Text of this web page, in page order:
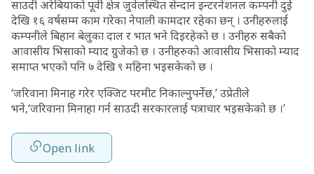
साउदी अरेबियाको पूर्वी क्षेत्र जुवेलस्थित सेन्दान इन्टरनेशनल कम्पनी दुई
देखि १६ वर्षसम्म काम गरेका नेपाली कामदार रहेका छन् । उनीहरुलाई
कम्पनीले बिहान बेलुका दाल र भात भने दिइरहेको छ । उनीहरु सबैको
आवासीय भिसाको म्याद ग्रुजेको छ । उनीहरुको आवासीय भिसाको म्याद
समाप्त भएको पनि ७ देखि ९ महिना भइसकेको छ ।
‘जरिवाना मिनाह गरेर एक्जिट परमीट निकाल्नुपर्नेछ,’ उप्रेतीले
भने,‘जरिवाना मिनाहा गर्न साउदी सरकारलाई पत्राचार भइसकेको छ ।’
Open link